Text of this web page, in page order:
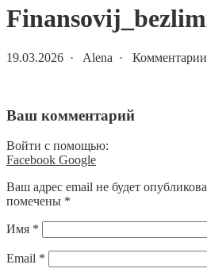
19.03.2026 · Alena ·
Ваш комментарий
Войти с помощью:
Facebook Google
Ваш адрес email не будет
помечены *
Имя *
Email *